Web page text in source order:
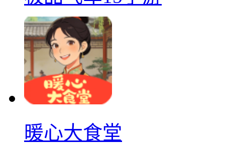
暖心大食堂